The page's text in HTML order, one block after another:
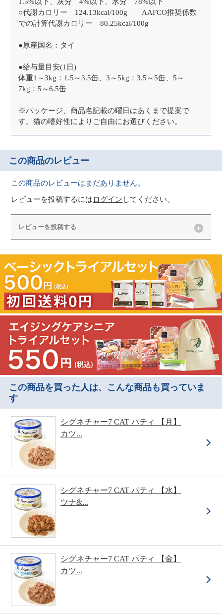
○代謝カロリー 124.13kcal/100g AAFCO推奨係数
での計算代謝カロリー 80.25kcal/100g
●原産国名：タイ
●給与量目安(1日)
体重1～3kg：1.5～3.5缶、3～5kg：3.5～5缶、5～
7kg：5～6.5缶
※パッケージ、商品名記載の曜日はあくまで提案で
す。猫の嗜好性によりご自由にお選びください。
この商品のレビュー
この商品のレビューはまだありません。
レビューを投稿するにはログイン してください。
レビューを投稿する
この商品を買った人は、こんな商品も買っていま
す
シグネチャー7 CAT パティ 【月】
カツ...
シグネチャー7 CAT パティ 【水】
ツナ&...
シグネチャー7 CAT パティ 【金】
カツ...